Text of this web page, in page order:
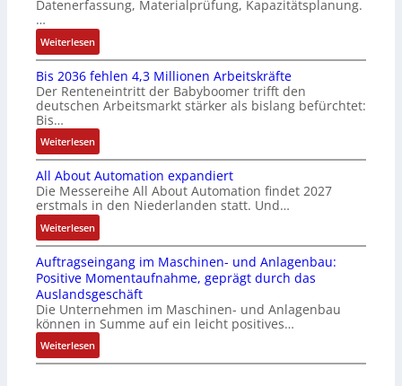
F
a
n
u
c
C
-
S
y
t
e
m
e
u
n
b
e
ä
t
i
g
R
e
i
e
g
a
m
u
l
t
i
v
r
i
b
l
e
S
e
u
e
r
u
n
s
e
I
n
t
e
g
r
a
t
i
o
n
v
o
n
A
G
V
u
n
d
Datenerfassung, Materialprüfung, Kapazitätsplanung.
…
Weiterlesen:
K
I
b
r
a
u
c
h
t
S
t
r
u
k
t
u
r
Bis 2036 fehlen 4,3 Millionen Arbeitskräfte
Der Renteneintritt der Babyboomer trifft den
deutschen Arbeitsmarkt stärker als bislang befürchtet:
Bis…
Weiterlesen:
B
i
s
2
0
3
6
f
e
h
l
e
n
All About Automation expandiert
Die Messereihe All About Automation findet 2027
erstmals in den Niederlanden statt. Und…
Weiterlesen:
A
l
l
A
b
o
u
t
Auftragseingang im Maschinen- und Anlagenbau:
Positive Momentaufnahme, geprägt durch das
Auslandsgeschäft
Die Unternehmen im Maschinen- und Anlagenbau
können in Summe auf ein leicht positives…
Weiterlesen:
A